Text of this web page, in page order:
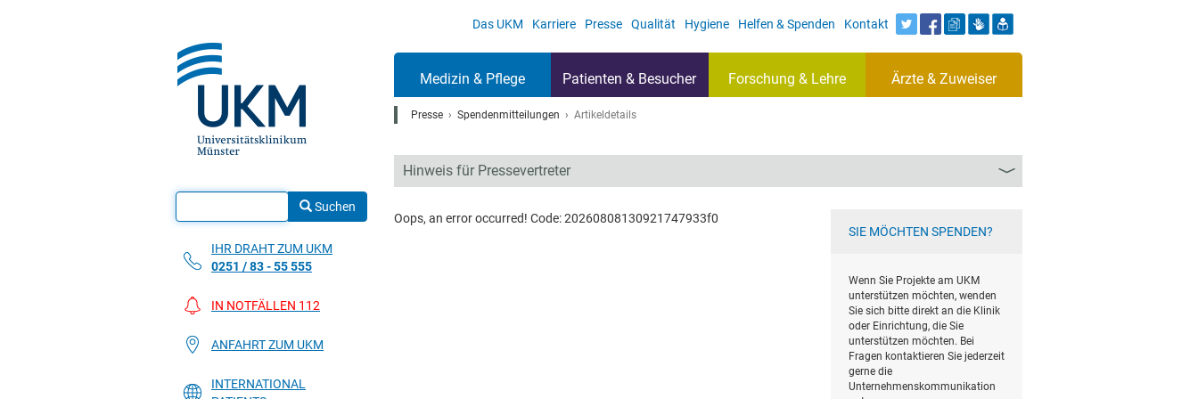
Suchen
IHR DRAHT ZUM UKM
0251 / 83 - 55 555
IN NOTFÄLLEN 112
ANFAHRT ZUM UKM
INTERNATIONAL
Das UKM Karriere Presse Qualität Hygiene Helfen & Spenden Kontakt
Medizin & Pflege Patienten & Besucher Forschung & Lehre Ärzte & Zuweiser
Presse Spendenmitteilungen Artikeldetails
Hinweis für Pressevertreter
Oops, an error occurred! Code: 20260808130921747933f0
SIE MÖCHTEN SPENDEN?
Wenn Sie Projekte am UKM
unterstützen möchten, wenden
Sie sich bitte direkt an die Klinik
oder Einrichtung, die Sie
unterstützen möchten. Bei
Fragen kontaktieren Sie jederzeit
gerne die
Unternehmenskommunikation